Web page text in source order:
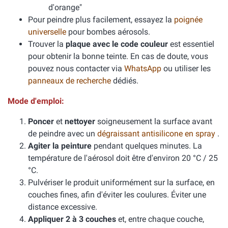
d'orange"
Pour peindre plus facilement, essayez la poignée
universelle pour bombes aérosols.
Trouver la plaque avec le code couleur est essentiel
pour obtenir la bonne teinte. En cas de doute, vous
pouvez nous contacter via WhatsApp ou utiliser les
panneaux de recherche dédiés.
Mode d'emploi:
Poncer et nettoyer soigneusement la surface avant
de peindre avec un dégraissant antisilicone en spray .
Agiter la peinture pendant quelques minutes. La
température de l'aérosol doit être d'environ 20 °C / 25
°C.
Pulvériser le produit uniformément sur la surface, en
couches fines, afin d'éviter les coulures. Éviter une
distance excessive.
Appliquer 2 à 3 couches et, entre chaque couche,